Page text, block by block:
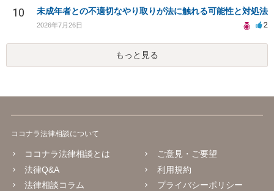
10 未成年者との不適切なやり取りが法に触れる可能性と対処法
2026年7月26日 2
もっと見る
ココナラ法律相談について
ココナラ法律相談とは
法律Q&A
法律相談コラム
ご意見・ご要望
利用規約
プライバシーポリシー